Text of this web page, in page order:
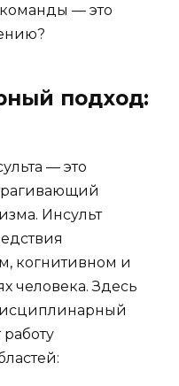
— это
подход:
— это
Инсульт
когнитивном и
человека. Здесь